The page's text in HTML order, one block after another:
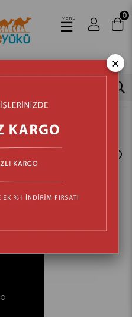
0
Menu
Ocak Set Üstü Ocak
×